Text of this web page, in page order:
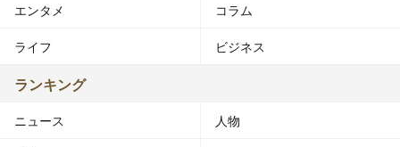
エンタメ コラム
ライフ ビジネス
ランキング
ニュース 人物